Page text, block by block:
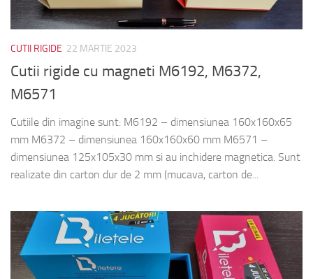
CUTII RIGIDE 22 MARTIE 2023
Cutii rigide cu magneti M6192, M6372,
M6571
Cutiile din imagine sunt: M6192 – dimensiunea 160x160x65
mm M6372 – dimensiunea 160x160x60 mm M6571 –
dimensiunea 125x105x30 mm si au inchidere magnetica. Sunt
realizate din carton dur de 2 mm (mucava, carton de...